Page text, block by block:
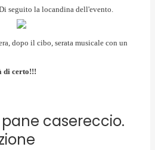
seguito la locandina dell'evento.
dopo il cibo, serata musicale con un
di certo!!!
casereccio.